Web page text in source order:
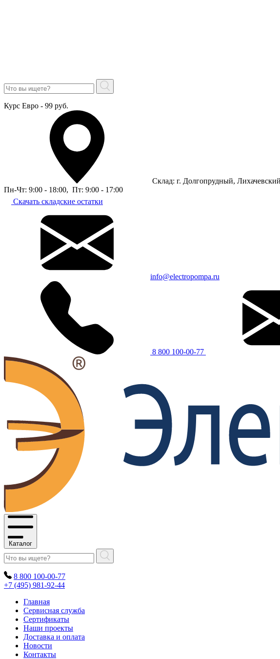
Курс Евро - 99 руб.
Склад: г. Долгопрудный,
Пн-Чт: 9:00 - 18:00, Пт: 9:00 - 17:00
Скачать складские остатки
info@electropompa.ru
8 800 100-00-77
Каталог
8 800 100-00-77
+7 (495) 981-92-44
Главная
Сервисная служба
Сертификаты
Наши проекты
Доставка и оплата
Новости
Контакты